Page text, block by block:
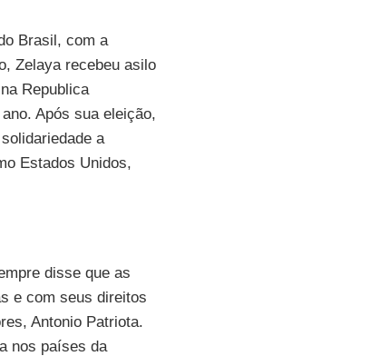
Brasil, com a
Zelaya recebeu asilo
Republica
Após sua eleição,
a
Estados Unidos,
disse que as
e com seus direitos
Antonio Patriota.
nos países da